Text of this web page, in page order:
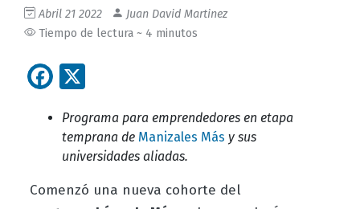
Abril 21 2022
Juan David Martinez
Tiempo de lectura ~ 4 minutos
Facebook
Programa para emprendedores en etapa
temprana de Manizales Más y sus
universidades aliadas.
Comenzó una nueva cohorte del